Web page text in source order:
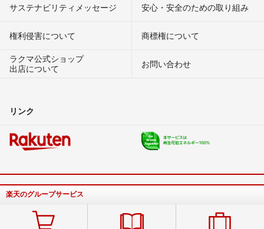
サステナビリティメッセージ 安心・安全のための取り組み
権利侵害について
商標権について
ラクマ公式ショップ
出店について
お問い合わせ
リンク
楽天のグループサービス